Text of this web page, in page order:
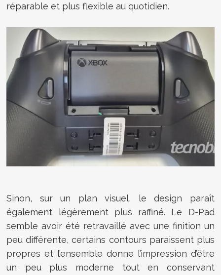
réparable et plus flexible au quotidien.
Sinon, sur un plan visuel, le design paraît
également légèrement plus raffiné. Le D-Pad
semble avoir été retravaillé avec une finition un
peu différente, certains contours paraissent plus
propres et l’ensemble donne l’impression d’être
un peu plus moderne tout en conservant